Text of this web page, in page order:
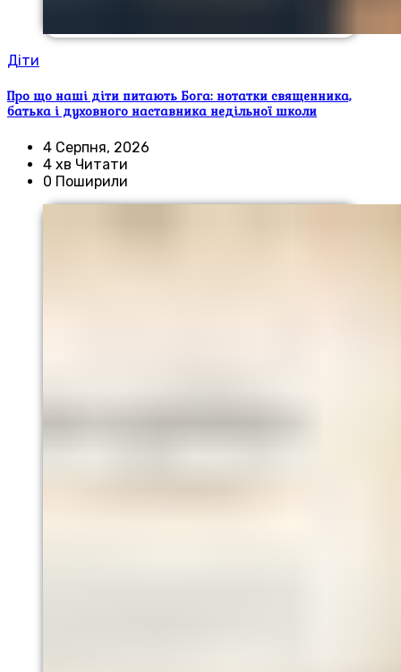
Діти
Про що наші діти питають Бога: нотатки священника,
батька і духовного наставника недільної школи
4 Серпня, 2026
4 хв Читати
0 Поширили